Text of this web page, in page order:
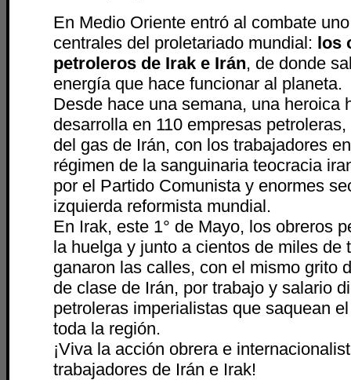
En Medio Oriente entró al combate
centrales del proletariado mundial: los
petroleros de Irak e Irán, de donde
energía que hace funcionar al planeta.
Desde hace una semana, una heroica
desarrolla en 110 empresas
del gas de Irán, con los trabajadores
régimen de la sanguinaria teocracia
por el Partido Comunista y enormes
izquierda reformista mundial.
En Irak, este 1° de Mayo, los obreros
la huelga y junto a cientos de miles de
ganaron las calles, con el mismo grito
de clase de Irán, por trabajo y salario
petroleras imperialistas que saquean el
toda la región.
¡Viva la acción obrera e
trabajadores de Irán e Irak!